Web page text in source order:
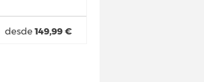
desde149,99 €